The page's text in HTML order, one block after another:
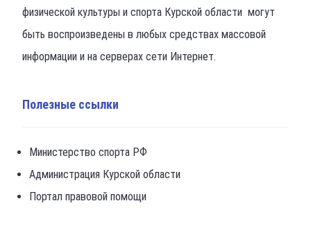
физической культуры и спорта Курской области могут
быть воспроизведены в любых средствах массовой
информации и на серверах сети Интернет.
Полезные ссылки
Министерство спорта РФ
Администрация Курской области
Портал правовой помощи